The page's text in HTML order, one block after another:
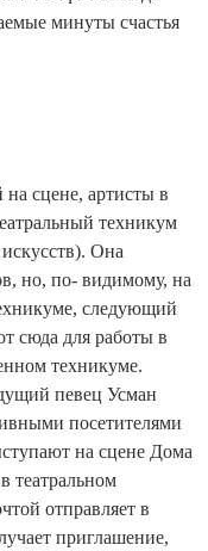
минуты счастья
сцене, артисты в
техникум
Она
но, по- видимому, на
следующий
сюда для работы в
техникуме.
певец Усман
посетителями
на сцене Дома
театральном
отправляет в
приглашение,